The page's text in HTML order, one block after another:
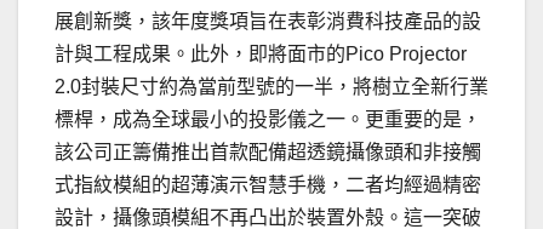
展創新獎，該年度獎項旨在表彰消費科技產品的設
計與工程成果。此外，即將面市的Pico Projector
2.0封裝尺寸約為當前型號的一半，將樹立全新行業
標桿，成為全球最小的投影儀之一。更重要的是，
該公司正籌備推出首款配備超透鏡攝像頭和非接觸
式指紋模組的超薄演示智慧手機，二者均經過精密
設計，攝像頭模組不再凸出於裝置外殼。這一突破